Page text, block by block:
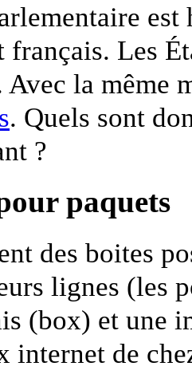
français. Les
Avec la même
. Quels sont
?
paquets
des boites
lignes (les
(box) et une
internet de